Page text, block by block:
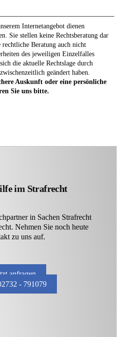
Internetangebot dienen
Sie stellen keine Rechtsberatung dar
Beratung auch nicht
des jeweiligen Einzelfalles
die aktuelle Rechtslage durch
geändert haben.
Auskunft oder eine persönliche
Sie uns bitte.
im Strafrecht
in Sachen Strafrecht
Nehmen Sie noch heute
zu uns auf.
anfragen
- 791079